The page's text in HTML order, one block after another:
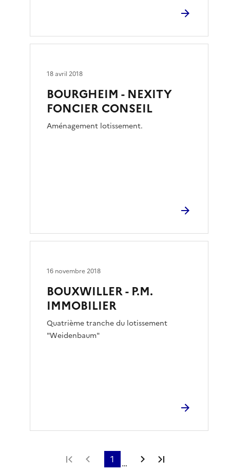
BOURGHEIM - NEXITY
FONCIER CONSEIL
Aménagement lotissement.
18 avril 2018
BOUXWILLER - P.M.
IMMOBILIER
Quatrième tranche du lotissement
"Weidenbaum"
16 novembre 2018
Première page
Page précédente
1 … Page suivante